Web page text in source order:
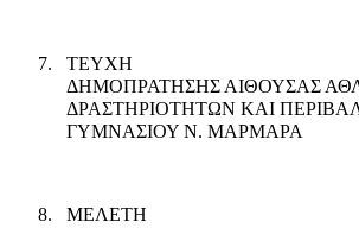
7.
ΤΕΥΧΗ
ΔΗΜΟΠΡΑΤΗΣΗΣ ΑΙΘΟΥΣΑΣ
ΔΡΑΣΤΗΡΙΟΤΗΤΩΝ ΚΑΙ
ΓΥΜΝΑΣΙΟΥ Ν. ΜΑΡΜΑΡΑ
8.
ΜΕΛΕΤΗ